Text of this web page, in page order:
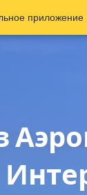
приложение